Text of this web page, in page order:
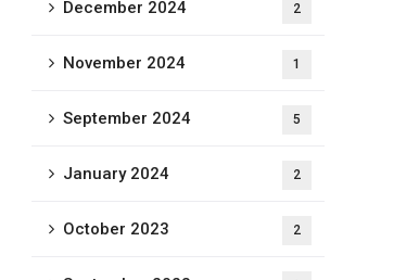
December 2024 2
November 2024 1
September 2024 5
January 2024 2
October 2023 2